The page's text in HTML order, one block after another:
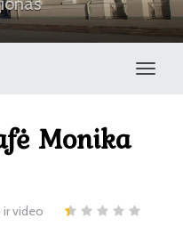
Monika
ir video